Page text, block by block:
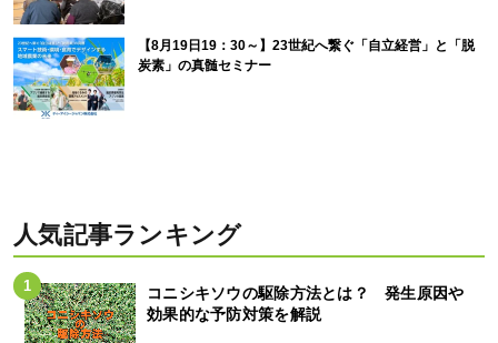
【8月19日19：30～】23世紀へ繋ぐ「自立経営」と「脱
炭素」の真髄セミナー
人気記事ランキング
コニシキソウの駆除方法とは？ 発生原因や
効果的な予防対策を解説